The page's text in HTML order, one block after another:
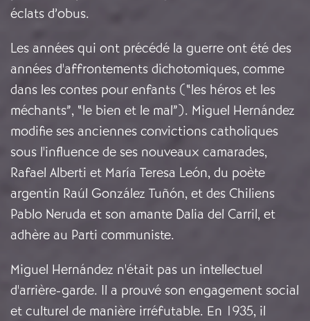
éclats d’obus.
Les années qui ont précédé la guerre ont été des
années d'affrontements dichotomiques, comme
dans les contes pour enfants (“les héros et les
méchants”, “le bien et le mal”). Miguel Hernández
modifie ses anciennes convictions catholiques
sous l'influence de ses nouveaux camarades,
Rafael Alberti et María Teresa León, du poète
argentin Raúl González Tuñón, et des Chiliens
Pablo Neruda et son amante Dalia del Carril, et
adhère au Parti communiste.
Miguel Hernández n'était pas un intellectuel
d'arrière-garde. Il a prouvé son engagement social
et culturel de manière irréfutable. En 1935, il